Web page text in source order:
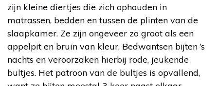
zijn kleine diertjes die zich ophouden in
matrassen, bedden en tussen de plinten van de
slaapkamer. Ze zijn ongeveer zo groot als een
appelpit en bruin van kleur. Bedwantsen bijten ’s
nachts en veroorzaken hierbij rode, jeukende
bultjes. Het patroon van de bultjes is opvallend,